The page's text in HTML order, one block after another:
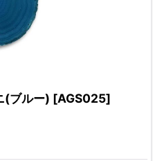
(ブルー) [AGS025]